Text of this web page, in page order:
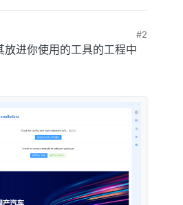
#2
进你使用的工具的工程中